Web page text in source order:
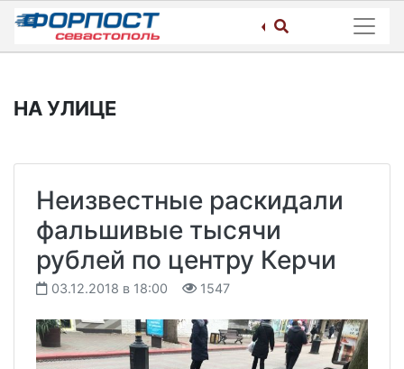
Skip
content
НА УЛИЦЕ
Неизвестные раскидали
фальшивые тысячи
рублей по центру Керчи
03.12.2018 в 18:00 1547